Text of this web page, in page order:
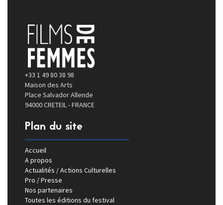
+33 1 49 80 38 98
Maison des Arts
Place Salvador Allende
94000 CRETEIL - FRANCE
Plan du site
Accueil
A propos
Actualités / Actions Culturelles
Pro / Presse
Nos partenaires
Toutes les éditions du festival